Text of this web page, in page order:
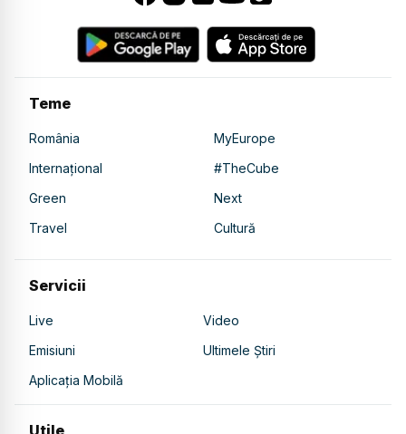
Teme
România
MyEurope
Internațional
#TheCube
Green
Next
Travel
Cultură
Servicii
Live
Video
Emisiuni
Ultimele Știri
Aplicația Mobilă